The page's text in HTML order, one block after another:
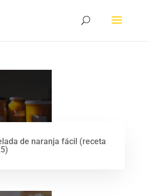
de naranja fácil (receta